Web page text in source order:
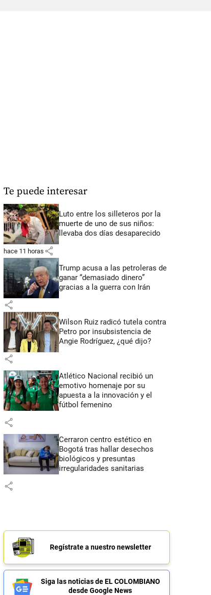
Te puede interesar
Luto entre los silleteros por la
muerte de uno de sus niños:
llevaba dos días desaparecido
hace 11 horas share
Trump acusa a las petroleras de
ganar “demasiado dinero”
gracias a la guerra con Irán
share
Wilson Ruiz radicó tutela contra
Petro por insubsistencia de
Angie Rodríguez, ¿qué dijo?
share
Atlético Nacional recibió un
emotivo homenaje por su
apuesta a la innovación y el
fútbol femenino
share
Cerraron centro estético en
Bogotá tras hallar desechos
biológicos y presuntas
irregularidades sanitarias
share
Regístrate a nuestro newsletter
Siga las noticias de EL COLOMBIANO
desde Google News